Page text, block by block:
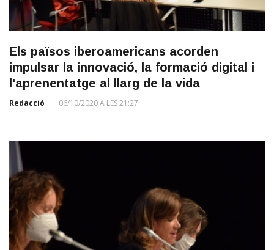
Els països iberoamericans acorden
impulsar la innovació, la formació digital i
l'aprenentatge al llarg de la vida
Redacció 06/10/2020 A LES 21:27